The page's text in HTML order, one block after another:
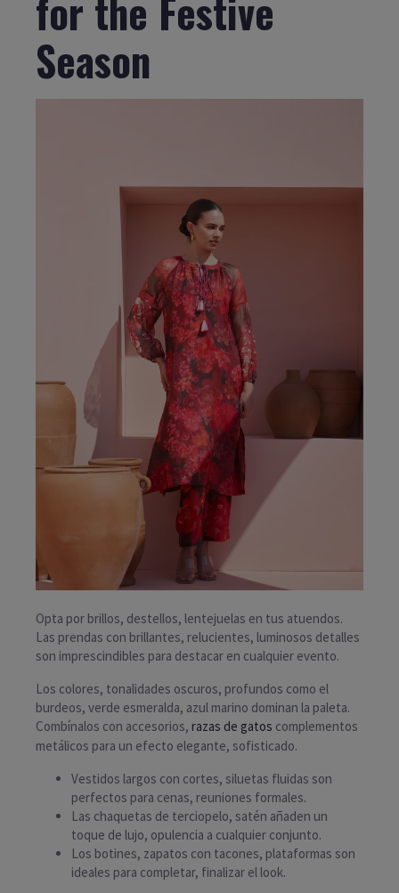
Season
Opta por brillos, destellos, lentejuelas en tus atuendos.
Las prendas con brillantes, relucientes, luminosos detalles
son imprescindibles para destacar en cualquier evento.
Los colores, tonalidades oscuros, profundos como el
burdeos, verde esmeralda, azul marino dominan la paleta.
Combínalos con accesorios, razas de gatos complementos
metálicos para un efecto elegante, sofisticado.
Vestidos largos con cortes, siluetas fluidas son
perfectos para cenas, reuniones formales.
Las chaquetas de terciopelo, satén añaden un
toque de lujo, opulencia a cualquier conjunto.
Los botines, zapatos con tacones, plataformas son
ideales para completar, finalizar el look.